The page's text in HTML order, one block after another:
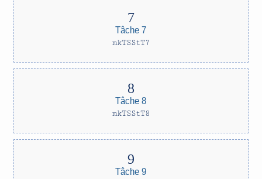
Tâche 7
mkTSStT7
Tâche 8
mkTSStT8
Tâche 9